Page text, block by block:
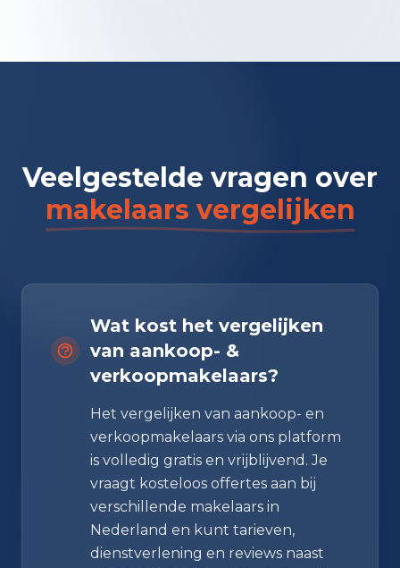
Veelgestelde vragen over
makelaars vergelijken
Wat kost het vergelijken
van aankoop- &
verkoopmakelaars?
Het vergelijken van aankoop- en
verkoopmakelaars via ons platform
is volledig gratis en vrijblijvend. Je
vraagt kosteloos offertes aan bij
verschillende makelaars in
Nederland en kunt tarieven,
dienstverlening en reviews naast